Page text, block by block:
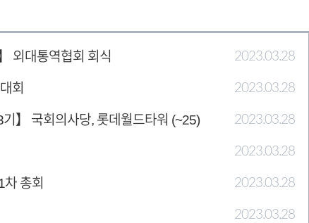
외대통역협회 회식 2023.03.28
회 2023.03.28
】 국회의사당, 롯데월드타워 (~25) 2023.03.28
2023.03.28
총회 2023.03.28
2023.03.28